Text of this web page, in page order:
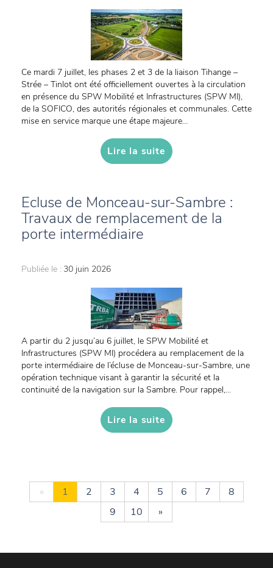
Ce mardi 7 juillet, les phases 2 et 3 de la liaison Tihange –
Strée – Tinlot ont été officiellement ouvertes à la circulation
en présence du SPW Mobilité et Infrastructures (SPW MI),
de la SOFICO, des autorités régionales et communales. Cette
mise en service marque une étape majeure...
Lire la suite
Ecluse de Monceau-sur-Sambre :
Travaux de remplacement de la
porte intermédiaire
Publiée le : 30 juin 2026
A partir du 2 jusqu’au 6 juillet, le SPW Mobilité et
Infrastructures (SPW MI) procédera au remplacement de la
porte intermédiaire de l’écluse de Monceau-sur-Sambre, une
opération technique visant à garantir la sécurité et la
continuité de la navigation sur la Sambre. Pour rappel,...
Lire la suite
« 1 2 3 4 5 6 7
8
9
10 »